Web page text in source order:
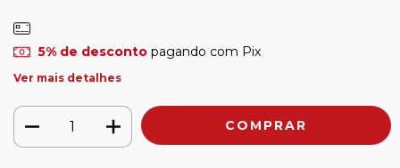
5% de descontopagando com Pix
Ver mais detalhes